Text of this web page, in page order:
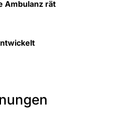
Ambulanz rät